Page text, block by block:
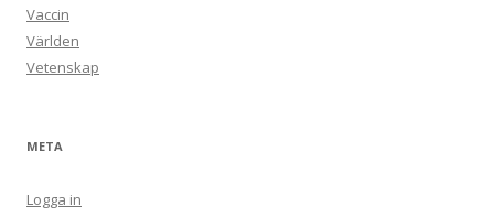
Vaccin
Världen
Vetenskap
META
Logga in